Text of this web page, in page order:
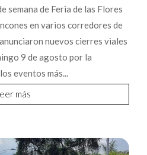
semana de Feria de las Flores
en varios corredores de
nuevos cierres viales
9 de agosto por la
eventos más...
más